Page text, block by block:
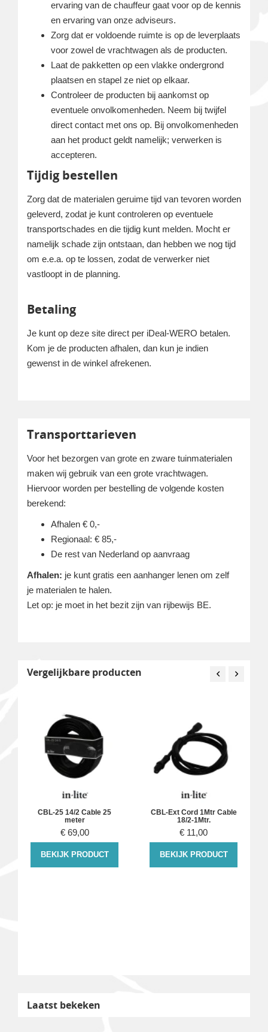
ervaring van de chauffeur gaat voor op de kennis
en ervaring van onze adviseurs.
Zorg dat er voldoende ruimte is op de leverplaats
voor zowel de vrachtwagen als de producten.
Laat de pakketten op een vlakke ondergrond
plaatsen en stapel ze niet op elkaar.
Controleer de producten bij aankomst op
eventuele onvolkomenheden. Neem bij twijfel
direct contact met ons op. Bij onvolkomenheden
aan het product geldt namelijk; verwerken is
accepteren.
Tijdig bestellen
Zorg dat de materialen geruime tijd van tevoren worden
geleverd, zodat je kunt controleren op eventuele
transportschades en die tijdig kunt melden. Mocht er
namelijk schade zijn ontstaan, dan hebben we nog tijd
om e.e.a. op te lossen, zodat de verwerker niet
vastloopt in de planning.
Betaling
Je kunt op deze site direct per iDeal-WERO betalen.
Kom je de producten afhalen, dan kun je indien
gewenst in de winkel afrekenen.
Transporttarieven
Voor het bezorgen van grote en zware tuinmaterialen
maken wij gebruik van een grote vrachtwagen.
Hiervoor worden per bestelling de volgende kosten
berekend:
Afhalen € 0,-
Regionaal: € 85,-
De rest van Nederland op aanvraag
Afhalen: je kunt gratis een aanhanger lenen om zelf
je materialen te halen.
Let op: je moet in het bezit zijn van rijbewijs BE.
Vergelijkbare producten
CBL-25 14/2 Cable 25
meter
€ 69,00
BEKIJK PRODUCT
CBL-Ext Cord 1Mtr Cable
18/2-1Mtr.
€ 11,00
BEKIJK PRODUCT
Laatst bekeken